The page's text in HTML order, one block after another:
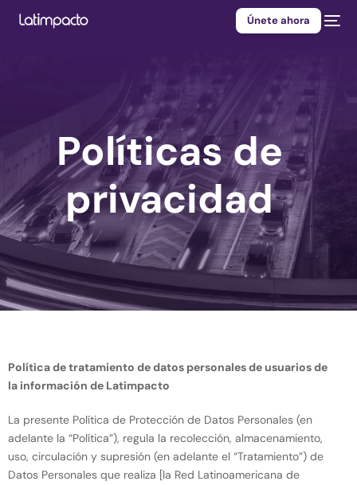
Únete ahora
Políticas de
privacidad
Política de tratamiento de datos personalesde usuarios de
la información de Latimpacto
La presente Política de Protección de Datos Personales (en
adelante la “Política”), regula la recolección, almacenamiento,
uso, circulación y supresión (en adelante el “Tratamiento”) de
Datos Personales que realiza [la Red Latinoamericana de